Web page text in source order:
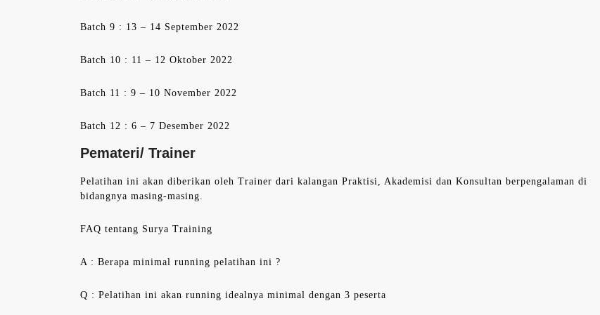
Batch 9 : 13 – 14 September 2022
Batch 10 : 11 – 12 Oktober 2022
Batch 11 : 9 – 10 November 2022
Batch 12 : 6 – 7 Desember 2022
Pemateri/ Trainer
Pelatihan ini akan diberikan oleh Trainer dari kalangan Praktisi, Akademisi dan Konsultan berpengalaman di
bidangnya masing-masing.
FAQ tentang Surya Training
A : Berapa minimal running pelatihan ini ?
Q : Pelatihan ini akan running idealnya minimal dengan 3 peserta